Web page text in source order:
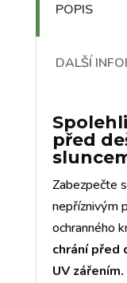
POPIS
DALŠÍ
před
Zabezpečte
nepříznivým
ochranného
chrání před
UV zářením.